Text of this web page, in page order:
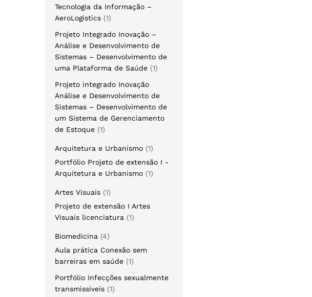
Tecnologia da Informação –
AeroLogistics
1
Projeto Integrado Inovação –
Análise e Desenvolvimento de
Sistemas – Desenvolvimento de
uma Plataforma de Saúde
1
Projeto integrado Inovação
Análise e Desenvolvimento de
Sistemas – Desenvolvimento de
um Sistema de Gerenciamento
de Estoque
1
Arquitetura e Urbanismo
1
Portfólio Projeto de extensão I -
Arquitetura e Urbanismo
1
Artes Visuais
1
Projeto de extensão I Artes
Visuais licenciatura
1
Biomedicina
4
Aula prática Conexão sem
barreiras em saúde
1
Portfólio Infecções sexualmente
transmissíveis
1